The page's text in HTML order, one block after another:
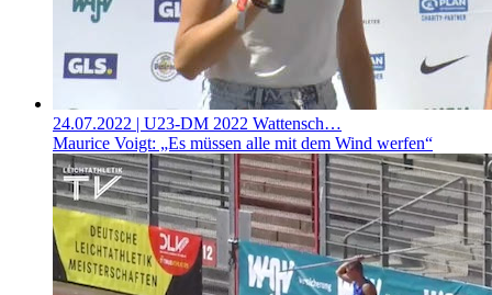
24.07.2022 | U23-DM 2022 Wattensch…
Maurice Voigt: „Es müssen alle mit dem Wind werfen“